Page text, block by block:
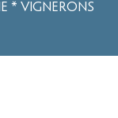
* VIGNERONS